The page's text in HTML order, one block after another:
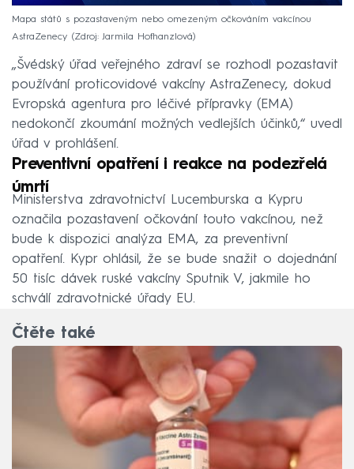
Mapa států s pozastaveným nebo omezeným očkováním vakcínou
AstraZenecy
Zdroj: Jarmila Hofhanzlová
„Švédský úřad veřejného zdraví se rozhodl pozastavit
používání proticovidové vakcíny AstraZenecy, dokud
Evropská agentura pro léčivé přípravky (EMA)
nedokončí zkoumání možných vedlejších účinků,“ uvedl
úřad v prohlášení.
Preventivní opatření i reakce na podezřelá
úmrtí
Ministerstva zdravotnictví Lucemburska a Kypru
označila pozastavení očkování touto vakcínou, než
bude k dispozici analýza EMA, za preventivní
opatření. Kypr ohlásil, že se bude snažit o dojednání
50 tisíc dávek ruské vakcíny Sputnik V, jakmile ho
schválí zdravotnické úřady EU.
Čtěte také